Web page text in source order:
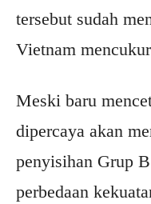
tersebut sudah
Vietnam
Meski baru
dipercaya akan
penyisihan Grup
perbedaan